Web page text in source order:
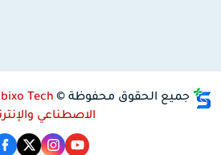
جميع الحقوق محفوظة ©
الاصطناعي والإنترنت